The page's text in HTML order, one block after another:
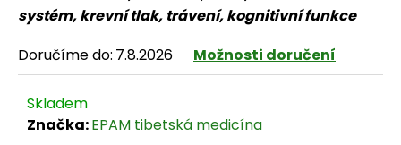
systém, krevní tlak, trávení, kognitivní funkce
Doručíme do: 7.8.2026 Možnosti doručení
Skladem
Značka:EPAM tibetská medicína
HLEDAT